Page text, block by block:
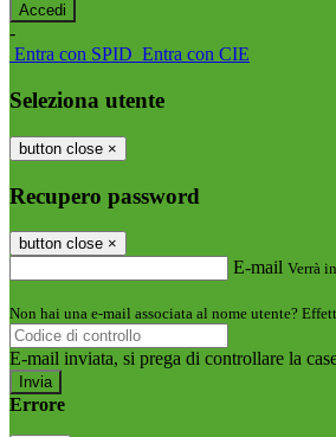
-
Entra con SPID Entra con CIE
Seleziona utente
button close ×
Recupero password
button close ×
E-mail Verrà
Non hai una e-mail associata al nome utente?
E-mail inviata, si prega di controllare la
Errore